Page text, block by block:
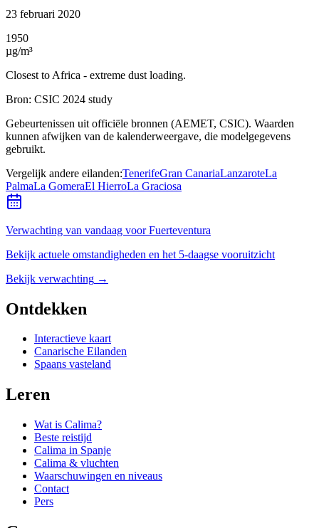
23 februari 2020
1950
µg/m³
Closest to Africa - extreme dust loading.
Bron: CSIC 2024 study
Gebeurtenissen uit officiële bronnen (AEMET, CSIC). Waarden
kunnen afwijken van de kalenderweergave, die modelgegevens
gebruikt.
Vergelijk andere eilanden:TenerifeGran CanariaLanzaroteLa
PalmaLa GomeraEl HierroLa Graciosa
Verwachting van vandaag voor Fuerteventura
Bekijk actuele omstandigheden en het 5-daagse vooruitzicht
Bekijk verwachting →
Ontdekken
Interactieve kaart
Canarische Eilanden
Spaans vasteland
Leren
Wat is Calima?
Beste reistijd
Calima in Spanje
Calima & vluchten
Waarschuwingen en niveaus
Contact
Pers